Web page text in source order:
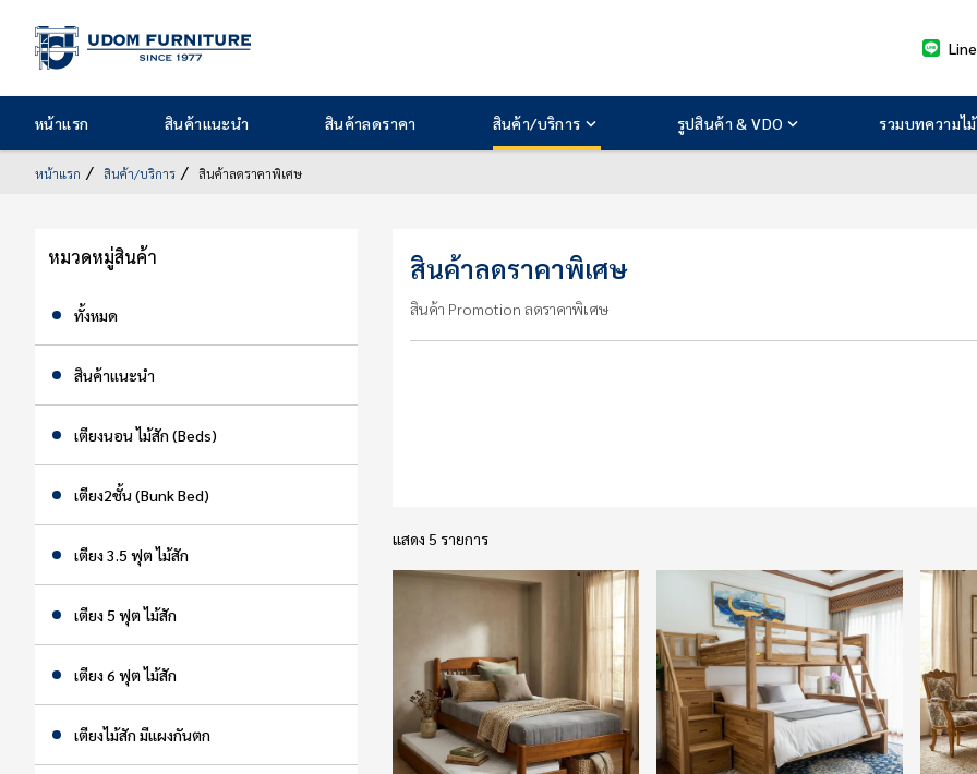
หน้าแรก สินค้าแนะนำ สินค้าลดราคา สินค้า/บริการ รูปสินค้า & VDO รวมบทความไ
หน้า
แรก
สินค้า
สินค้า
สินค้า
VDO
รวม
บทความ
หน้าแรก สินค้า/บริการ สินค้าลดราคาพิเศษ
หมวดหมู่สินค้า
ทั้งหมด
สินค้าแนะนำ
เตียงนอน ไม้สัก (Beds)
เตียง2ชั้น (Bunk Bed)
เตียง 3.5 ฟุต ไม้สัก
เตียง 5 ฟุต ไม้สัก
เตียง 6 ฟุต ไม้สัก
เตียงไม้สัก มีแผงกันตก
สินค้าลดราคาพิเศษ
สินค้า Promotion ลดราคาพิเศษ
แสดง 5 รายการ